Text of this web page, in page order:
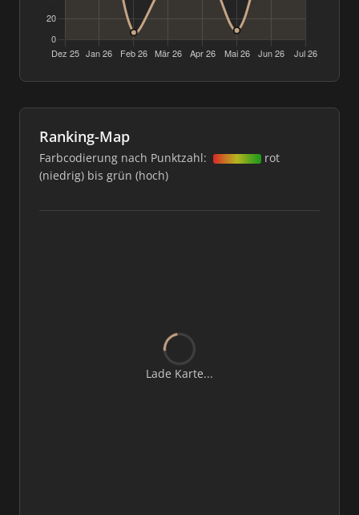
Ranking-Map
Farbcodierung nach Punktzahl:
rot
(niedrig) bis grün (hoch)
Lade Karte...